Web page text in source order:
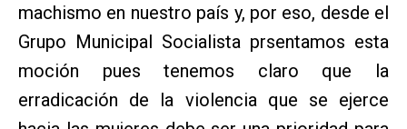
machismo en nuestro país y, por eso, desde el
Grupo Municipal Socialista prsentamos esta
moción pues tenemos claro que la
erradicación de la violencia que se ejerce